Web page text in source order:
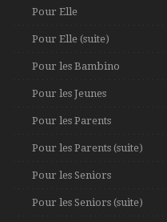
Pour Elle
Pour Elle (suite)
Pour les Bambino
Pour les Jeunes
Pour les Parents
Pour les Parents (suite)
Pour les Seniors
Pour les Seniors (suite)